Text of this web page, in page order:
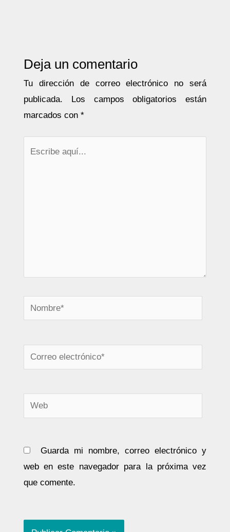
Deja un comentario
Tu dirección de correo electrónico no será
publicada.
Los campos obligatorios están
marcados con *
Nombre*
Correo
electrónico*
Web
Guarda mi nombre, correo electrónico y
web en este navegador para la próxima vez
que comente.